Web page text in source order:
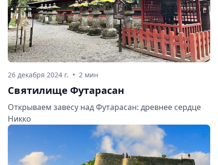
26 декабря 2024 г. • 2 мин
Святилище Футарасан
Открываем завесу над Футарасан: древнее сердце
Никко